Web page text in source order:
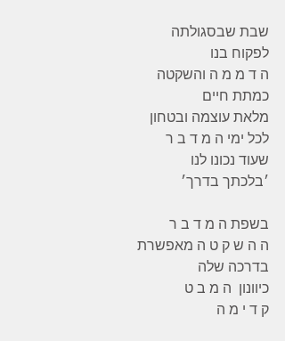
שבת שבסגולתה
לפקוח בנו
ה ד מ מ ה והשקטה
כמתת חיים
מלאת עוצמה ובטחון
לכל ימי ה מ ד ב ר
שעוד נכונו לנו
׳בלכתך בדרך׳
בשפת ה מ ד ב ר
ה ה ש ק ט ה מאפשרת
בדרכה שלה
כיוונון  ה מ ב ט
ק ד י מ ה